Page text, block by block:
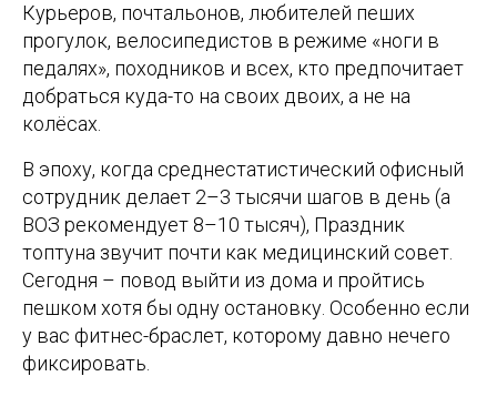
Курьеров, почтальонов, любителей пеших
прогулок, велосипедистов в режиме «ноги в
педалях», походников и всех, кто предпочитает
добраться куда-то на своих двоих, а не на
колёсах.
В эпоху, когда среднестатистический офисный
сотрудник делает 2–3 тысячи шагов в день (а
ВОЗ рекомендует 8–10 тысяч), Праздник
топтуна звучит почти как медицинский совет.
Сегодня – повод выйти из дома и пройтись
пешком хотя бы одну остановку. Особенно если
у вас фитнес-браслет, которому давно нечего
фиксировать.